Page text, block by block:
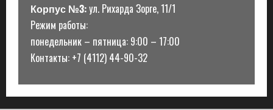
Корпус №3:ул. Рихарда Зорге, 11/1
Режим работы:
понедельник – пятница: 9:00 – 17:00
Контакты: +7 (4112) 44-90-32